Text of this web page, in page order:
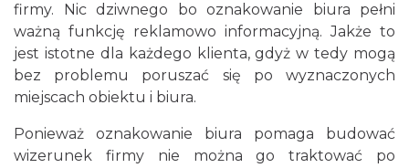
firmy. Nic dziwnego bo oznakowanie biura pełni
ważną funkcję reklamowo informacyjną. Jakże to
jest istotne dla każdego klienta, gdyż w tedy mogą
bez problemu poruszać się po wyznaczonych
miejscach obiektu i biura.
Ponieważ oznakowanie biura pomaga budować
wizerunek firmy nie można go traktować po